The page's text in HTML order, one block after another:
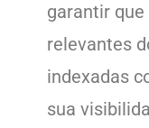
garantir
relevantes
indexadas
sua